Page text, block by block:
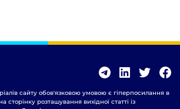
сайту обов'язковою умовою є гіперпосилання в
розташування вихідної статті із